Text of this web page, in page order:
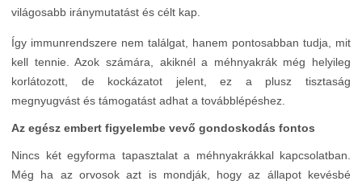
világosabb iránymutatást és célt kap.
Így immunrendszere nem találgat, hanem pontosabban tudja, mit
kell tennie. Azok számára, akiknél a méhnyakrák még helyileg
korlátozott, de kockázatot jelent, ez a plusz tisztaság
megnyugvást és támogatást adhat a továbblépéshez.
Az egész embert figyelembe vevő gondoskodás fontos
Nincs két egyforma tapasztalat a méhnyakrákkal kapcsolatban.
Még ha az orvosok azt is mondják, hogy az állapot kevésbé